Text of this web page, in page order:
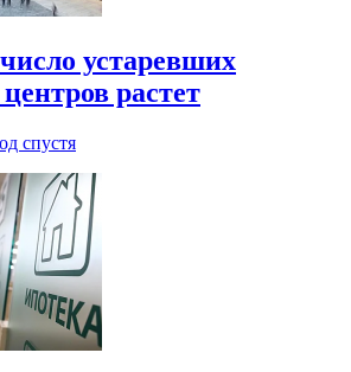
устаревших
растет
спустя